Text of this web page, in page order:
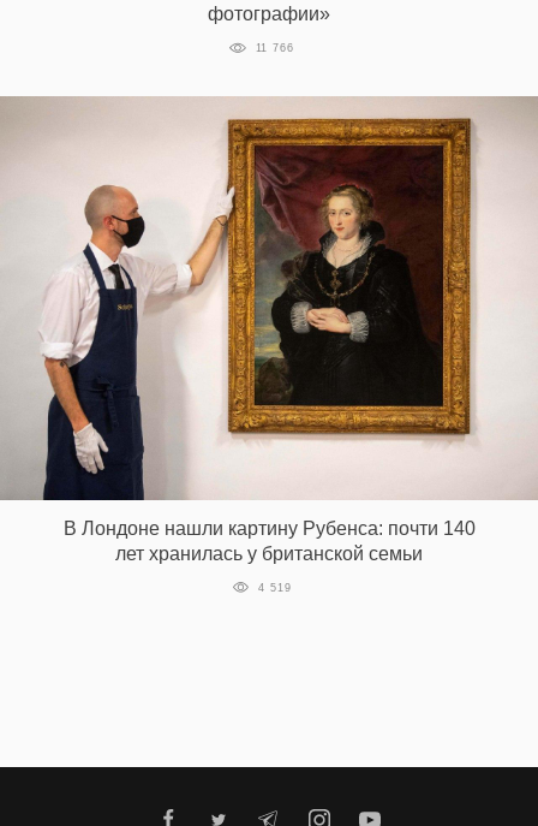
фотографии»
11 766
В Лондоне нашли картину Рубенса: почти 140
лет хранилась у британской семьи
4 519